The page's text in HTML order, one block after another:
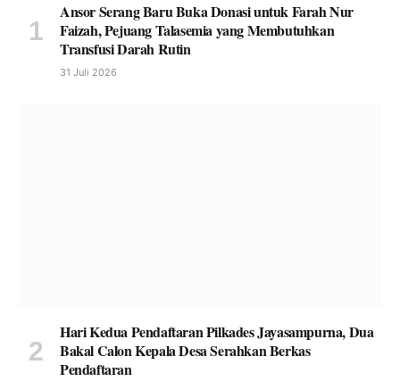
Ansor Serang Baru Buka Donasi untuk Farah Nur
Faizah, Pejuang Talasemia yang Membutuhkan
Transfusi Darah Rutin
31 Juli 2026
Hari Kedua Pendaftaran Pilkades Jayasampurna, Dua
Bakal Calon Kepala Desa Serahkan Berkas
Pendaftaran